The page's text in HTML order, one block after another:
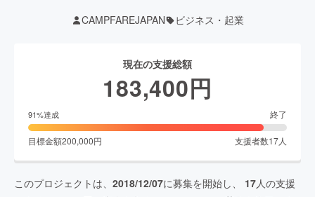
CAMPFAREJAPAN ビジネス・起業
現在の支援総額
183,400円
91%達成 終了
目標金額200,000円 支援者数17人
このプロジェクトは、 2018/12/07に募集を開始し、 17人の支援